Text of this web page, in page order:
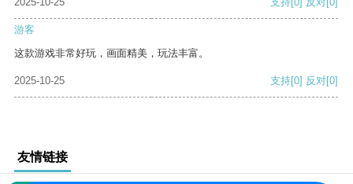
游客
这款游戏非常好玩，画面精美，玩法丰富。
2025-10-25 支持[0] 反对[0]
友情链接